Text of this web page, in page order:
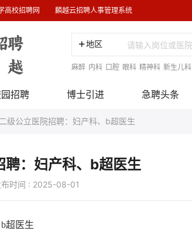
高校招聘网 麟越云招聘人事管理系统
地区
麻醉 内科 口腔 眼科 精神科 新生儿科
招聘 博士引进 急聘头条
级公立医院招聘：妇产科、b超医生
聘：妇产科、b超医生
间 : 2025-08-01
超医生